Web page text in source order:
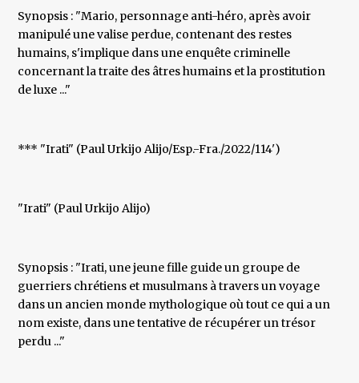
Synopsis : "Mario, personnage anti-héro, après avoir
manipulé une valise perdue, contenant des restes
humains, s'implique dans une enquête criminelle
concernant la traite des âtres humains et la prostitution
de luxe ..."
*** "Irati" (Paul Urkijo Alijo/Esp.-Fra./2022/114')
"Irati" (Paul Urkijo Alijo)
Synopsis : "Irati, une jeune fille guide un groupe de
guerriers chrétiens et musulmans à travers un voyage
dans un ancien monde mythologique où tout ce qui a un
nom existe, dans une tentative de récupérer un trésor
perdu ..."